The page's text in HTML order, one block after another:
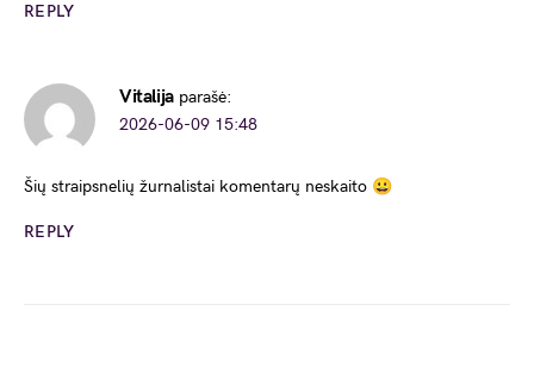
REPLY
Vitalija parašė:
2026-06-09 15:48
Šių straipsnelių žurnalistai komentarų neskaito 😀
REPLY